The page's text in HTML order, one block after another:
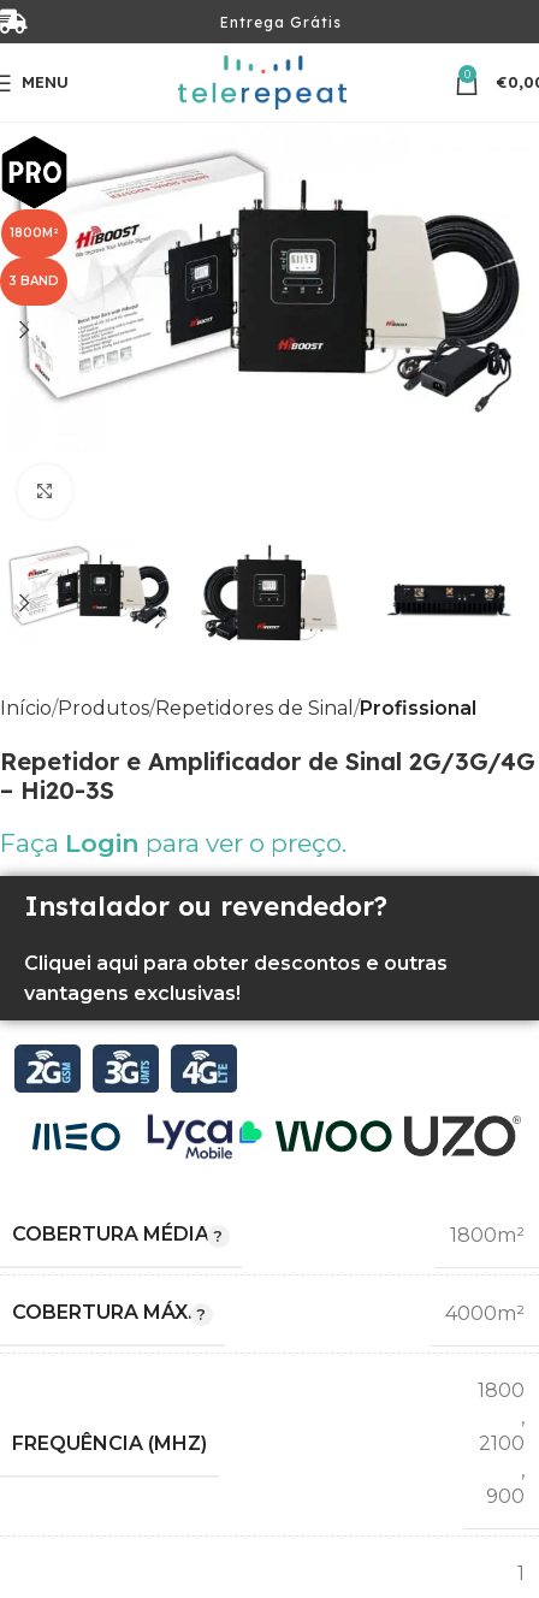
MENU 0 €
1800M²
3 BAND
Início Produtos Repetidores de Sinal Profissional
Repetidor e Amplificador de Sinal 2G/3G/4G
– Hi20-3S
Faça Login para ver o preço.
Instalador ou revendedor?
Cliquei aqui para obter descontos e outras
vantagens exclusivas!
COBERTURA MÉDIA 1800m²
COBERTURA MÁX. 4000m²
FREQUÊNCIA (MHZ)
1800
,
2100
,
900
1
Entrega Grátis